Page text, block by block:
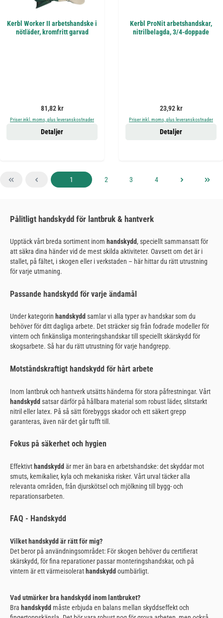
Kerbl Worker II arbetshandske i
nötläder, kromfritt garvad
Ordinarie pris:
81,82 kr
Priser inkl. moms, plus leveranskostnader
Detaljer
Kerbl ProNit arbetshandskar,
nitrilbelagda, 3/4-doppade
Ordinarie pris:
23,92 kr
Priser inkl. moms, plus leveranskostnader
Detaljer
Sida
1 Sida
2 Sida
3 Sida
4
Pålitligt handskydd för lantbruk & hantverk
Upptäck vårt breda sortiment inom handskydd, speciellt sammansatt för
att säkra dina händer vid de mest skilda aktiviteter. Oavsett om det är i
stallet, på fältet, i skogen eller i verkstaden – här hittar du rätt utrustning
för varje utmaning.
Passande handskydd för varje ändamål
Under kategorin handskydd samlar vi alla typer av handskar som du
behöver för ditt dagliga arbete. Det sträcker sig från fodrade modeller för
vintern och finkänsliga monteringshandskar till speciellt skärskydd för
skogsarbete. Så har du rätt utrustning för varje handgrepp.
Motståndskraftigt handskydd för hårt arbete
Inom lantbruk och hantverk utsätts händerna för stora påfrestningar. Vårt
handskyddsatsar därför på hållbara material som robust läder, slitstarkt
nitril eller latex. På så sätt förebyggs skador och ett säkert grepp
garanteras, även när det går tufft till.
Fokus på säkerhet och hygien
Effektivt handskydd är mer än bara en arbetshandske: det skyddar mot
smuts, kemikalier, kyla och mekaniska risker. Vårt urval täcker alla
relevanta områden, från djurskötsel och mjölkning till bygg- och
reparationsarbeten.
FAQ - Handskydd
Vilket handskydd är rätt för mig?
Det beror på användningsområdet: För skogen behöver du certifierat
skärskydd, för fina reparationer passar monteringshandskar, och på
vintern är ett värmeisolerat handskydd oumbärligt.
Vad utmärker bra handskydd inom lantbruket?
Bra handskydd måste erbjuda en balans mellan skyddseffekt och